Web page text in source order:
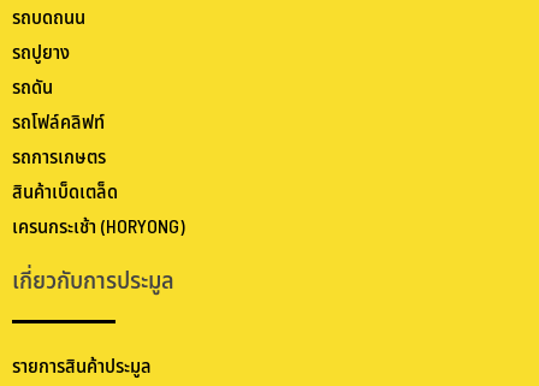
รถบดถนน
รถปูยาง
รถดัน
รถโฟล์คลิฟท์
รถการเกษตร
สินค้าเบ็ดเตล็ด
เครนกระเช้า (HORYONG)
เกี่ยวกับการประมูล
รายการสินค้าประมูล